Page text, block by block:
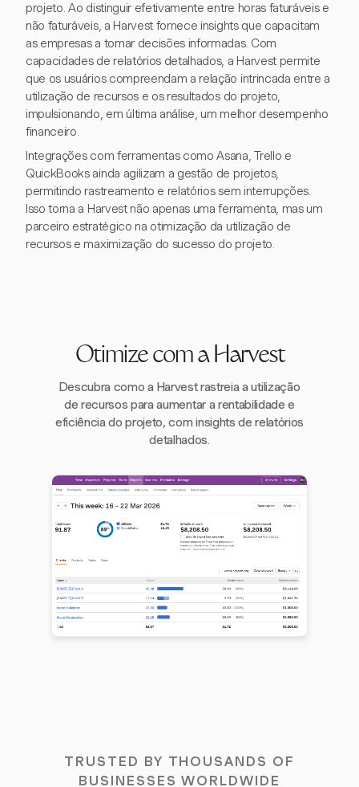
projeto. Ao distinguir efetivamente entre horas faturáveis e
não faturáveis, a Harvest fornece insights que capacitam
as empresas a tomar decisões informadas. Com
capacidades de relatórios detalhados, a Harvest permite
que os usuários compreendam a relação intrincada entre a
utilização de recursos e os resultados do projeto,
impulsionando, em última análise, um melhor desempenho
financeiro.
Integrações com ferramentas como Asana, Trello e
QuickBooks ainda agilizam a gestão de projetos,
permitindo rastreamento e relatórios sem interrupções.
Isso torna a Harvest não apenas uma ferramenta, mas um
parceiro estratégico na otimização da utilização de
recursos e maximização do sucesso do projeto.
Otimize com a Harvest
Descubra como a Harvest rastreia a utilização
de recursos para aumentar a rentabilidade e
eficiência do projeto, com insights de relatórios
detalhados.
TRUSTED BY THOUSANDS OF
BUSINESSES WORLDWIDE